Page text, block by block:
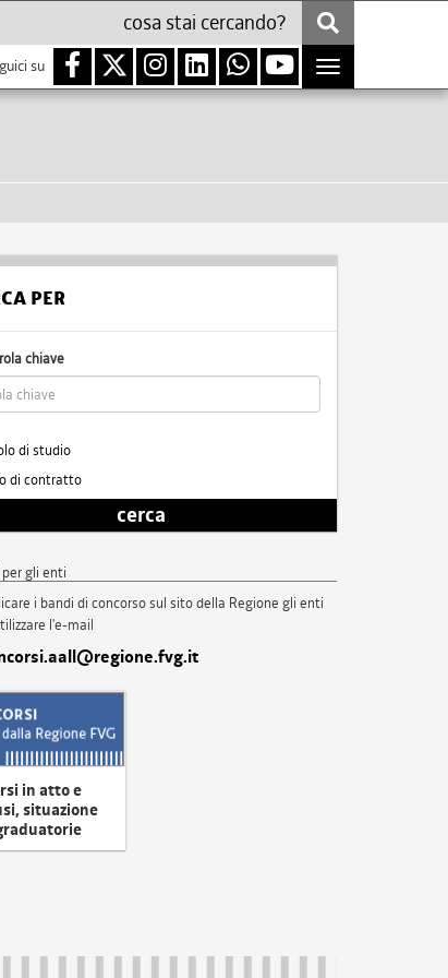
su
Toggle
navigation
PER
chiave
di studio
di contratto
cerca
gli enti
i bandi di concorso sul sito della Regione gli enti
l'e-mail
in atto e
situazione